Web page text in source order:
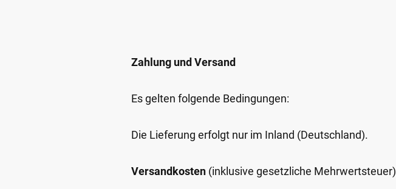
Zahlung und Versand
Es gelten folgende Bedingungen:
Die Lieferung erfolgt nur im Inland (Deutschland).
Versandkosten (inklusive gesetzliche Mehrwertsteuer)